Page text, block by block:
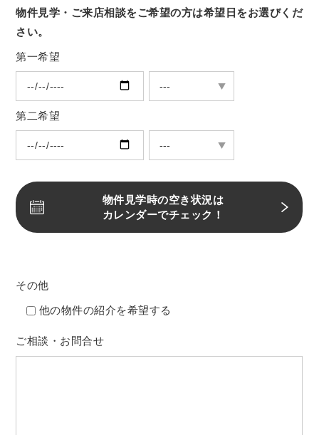
物件見学・ご来店相談をご希望の方は希望日をお選びくだ
さい。
第一希望
第二希望
物件見学時の空き状況は
カレンダーでチェック！
その他
他の物件の紹介を希望する
ご相談・お問合せ